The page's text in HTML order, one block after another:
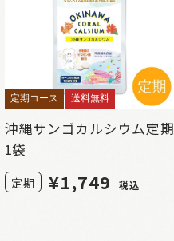
定期コース 送料無料
沖縄サンゴカルシウム定期
1袋
定期 ¥1,749 税込